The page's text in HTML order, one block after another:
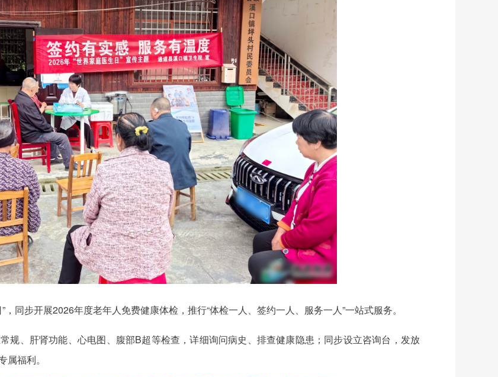
同步开展2026年度老年人免费健康体检，推行“体检一人、签约一人、服务一人”一站式服务。
规、肝肾功能、心电图、腹部B超等检查，详细询问病史、排查健康隐患；同步设立咨询台，发放
福利。